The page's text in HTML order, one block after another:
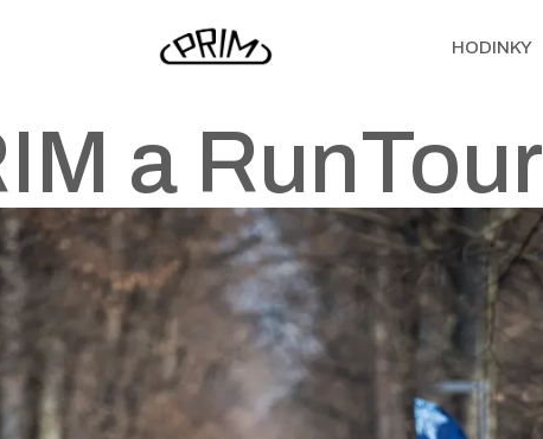
HODINKY
a RunTour